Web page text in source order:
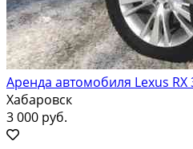
Аренда автомобиля Lexus RX
Хабаровск
3 000 руб.